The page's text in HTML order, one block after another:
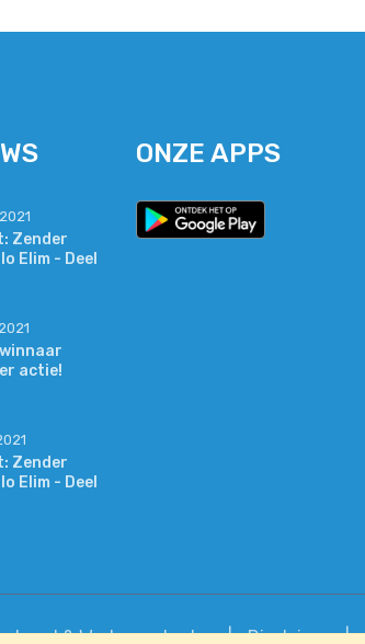
Zender
Elim - Deel
actie!
Zender
Elim - Deel
ONZE APPS
& Werkzaamheden Disclaimer